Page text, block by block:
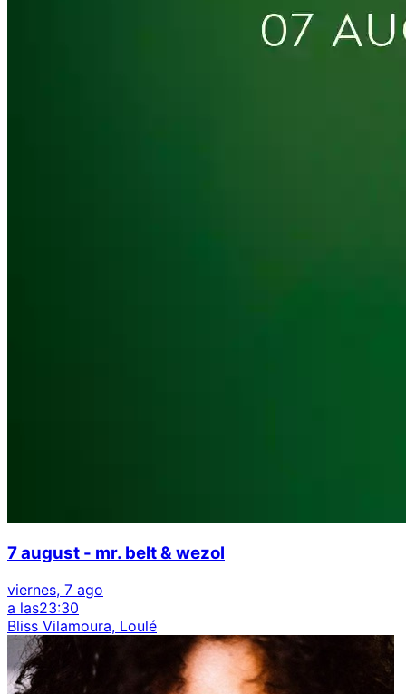
7 august - mr. belt & wezol
viernes, 7 ago
a las23:30
Bliss Vilamoura, Loulé